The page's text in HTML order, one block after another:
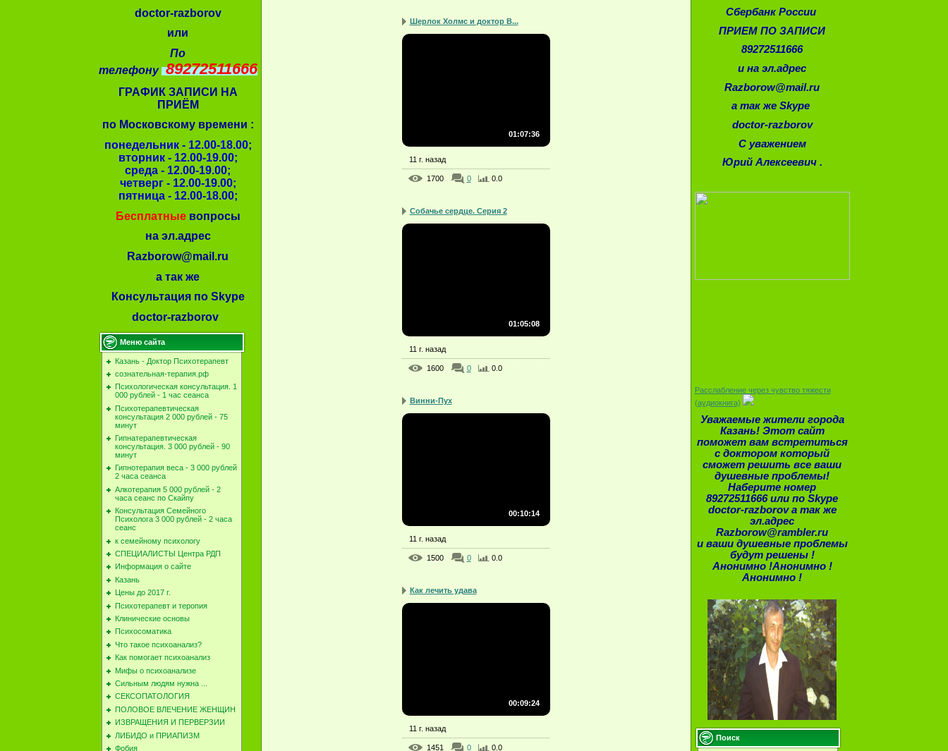
doctor-razborov
или
По
телефону 89272511666
ГРАФИК ЗАПИСИ НА
ПРИЁМ
по Московскому времени :
понедельник - 12.00-18.00;
вторник - 12.00-19.00;
среда - 12.00-19.00;
четверг - 12.00-19.00;
пятница - 12.00-18.00;
Бесплатныевопросы
на эл.адрес
Razborow@mail.ru
а так же
Консультация по Skype
doctor-razborov
Меню сайта
Казань - Доктор Психотерапевт
сознательная-терапия.рф
Психологическая консультация. 1
000 рублей - 1 час сеанса
Психотерапевтическая
консультация 2 000 рублей - 75
минут
Гипнатерапевтическая
консультация. 3 000 рублей - 90
минут
Гипнотерапия веса - 3 000 рублей
2 часа сеанса
Алкотерапия 5 000 рублей - 2
часа сеанс по Скайпу
Консультация Семейного
Психолога 3 000 рублей - 2 часа
сеанс
к семейному психологу
СПЕЦИАЛИСТЫ Центра РДП
Информация о сайте
Казань
Цены до 2017 г.
Психотерапевт и теропия
Клинические основы
Психосоматика
Что такое психоанализ?
Как помогает психоанализ
Мифы о психоанализе
Сильным людям нужна ...
СЕКСОПАТОЛОГИЯ
ПОЛОВОЕ ВЛЕЧЕНИЕ ЖЕНЩИН
ИЗВРАЩЕНИЯ И ПЕРВЕРЗИИ
ЛИБИДО и ПРИАПИЗМ
Фобия
Шерлок Холмс и доктор В...
01:07:36
11 г. назад
1700 0 0.0
Собачье сердце. Серия 2
01:05:08
11 г. назад
1600 0 0.0
Винни-Пух
00:10:14
11 г. назад
1500 0 0.0
Как лечить удава
00:09:24
11 г. назад
1451 0 0.0
Сбербанк России
ПРИЕМ ПО ЗАПИСИ
89272511666
и на эл.адрес
Razborow@mail.ru
а так же Skype
doctor-razborov
С уважением
Юрий Алексеевич .
Расслабление через чувство тяжести
(аудиокнига)
Уважаемые жители города
Казань! Этот сайт
поможет вам встретиться
с доктором который
сможет решить все ваши
душевные проблемы!
Наберите номер
89272511666 или по Skype
doctor-razborovа так же
эл.адрес
Razborow@rambler.ru
и ваши душевные проблемы
будут решены !
Анонимно !Анонимно !
Анонимно !
Поиск